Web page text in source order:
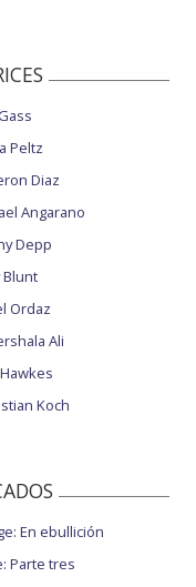
Peltz
Diaz
Angarano
Depp
Blunt
Ordaz
Ali
Koch
En ebullición
Parte tres